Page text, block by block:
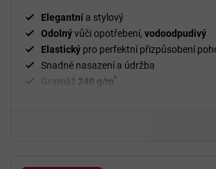
Elegantní a stylový
Odolnývůči opotřebení, vodoodpudivý
Elastický pro perfektní přizpůsobení
Snadné nasazení a údržba
Gramáž 240 g/m²